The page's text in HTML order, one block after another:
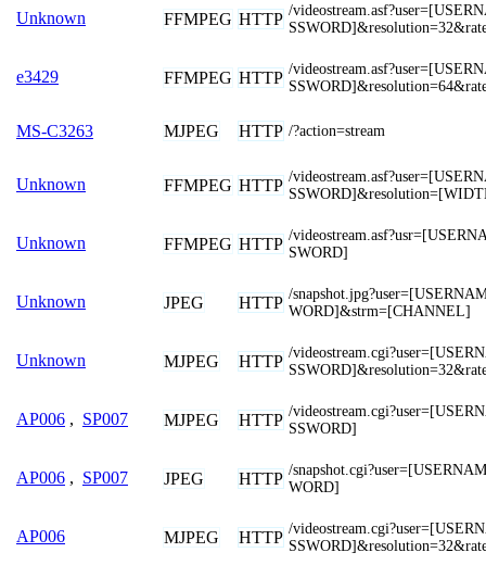
Unknown FFMPEG HTTP /
e3429 FFMPEG HTTP /
MS-C3263 MJPEG HTTP /?action=stream
Unknown FFMPEG HTTP /
Unknown FFMPEG HTTP /
SWORD]
Unknown JPEG HTTP /
WORD]&strm=[CHANNEL]
Unknown MJPEG HTTP /
AP006 , SP007 MJPEG HTTP /
SSWORD]
AP006 , SP007 JPEG HTTP /
WORD]
AP006 MJPEG HTTP /